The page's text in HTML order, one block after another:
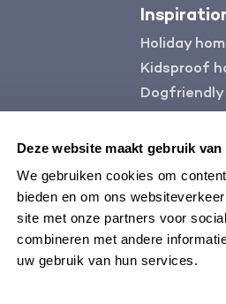
Deze website maakt gebruik van
We gebruiken cookies om
bieden en om ons
site met onze partners voor
combineren met andere
uw gebruik van hun services.
Holiday
Kidsproof
Dogfriendly